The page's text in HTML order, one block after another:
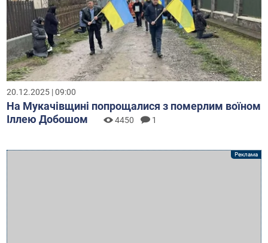
20.12.2025 | 09:00
На Мукачівщині попрощалися з померлим воїном
Іллею Добошом
4450 1